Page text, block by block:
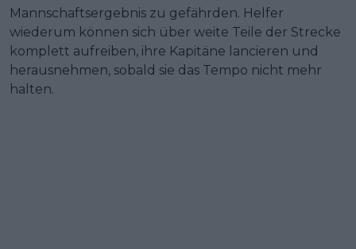
Mannschaftsergebnis zu gefährden. Helfer
wiederum können sich über weite Teile der Strecke
komplett aufreiben, ihre Kapitäne lancieren und
herausnehmen, sobald sie das Tempo nicht mehr
halten.